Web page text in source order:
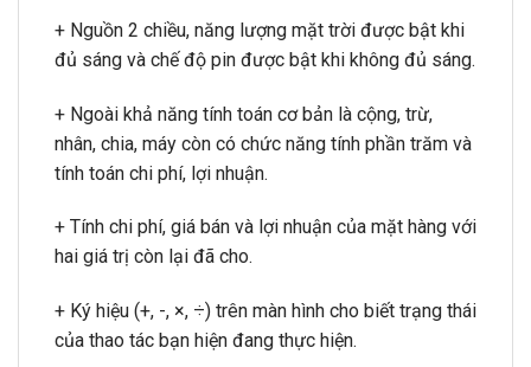
+ Nguồn 2 chiều, năng lượng mặt trời được bật khi
đủ sáng và chế độ pin được bật khi không đủ sáng.
+ Ngoài khả năng tính toán cơ bản là cộng, trừ,
nhân, chia, máy còn có chức năng tính phần trăm và
tính toán chi phí, lợi nhuận.
+ Tính chi phí, giá bán và lợi nhuận của mặt hàng với
hai giá trị còn lại đã cho.
+ Ký hiệu (+, -, ×, ÷) trên màn hình cho biết trạng thái
của thao tác bạn hiện đang thực hiện.